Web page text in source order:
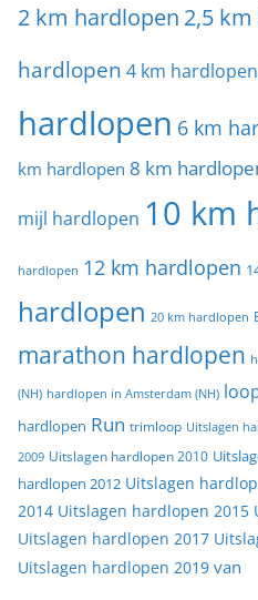
2 km hardlopen 2,5
hardlopen 4 km hardlopen
hardlopen 6 km
km hardlopen 8 km
mijl hardlopen 10 km
hardlopen 12 km hardlopen
hardlopen 20 km hardlopen
marathon hardlopen
(NH) hardlopen in Amsterdam (NH)
hardlopen Run trimloop Uitslagen
2009 Uitslagen hardlopen 2010
hardlopen 2012 Uitslagen
2014 Uitslagen hardlopen 2015
Uitslagen hardlopen 2017
Uitslagen hardlopen 2019 van